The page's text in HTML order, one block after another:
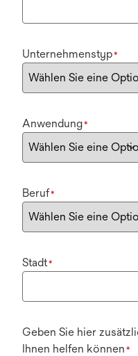
Unternehmenstyp*
Anwendung*
Beruf*
Stadt*
Geben Sie hier
Ihnen helfen können *